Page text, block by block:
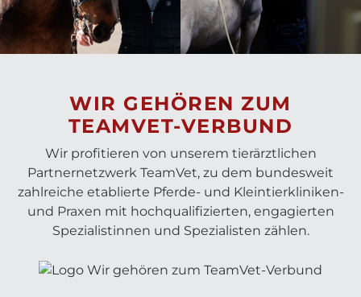
WIR GEHÖREN ZUM
TEAMVET-VERBUND
Wir profitieren von unserem tierärztlichen
Partnernetzwerk TeamVet, zu dem bundesweit
zahlreiche etablierte Pferde- und Kleintierkliniken-
und Praxen mit hochqualifizierten, engagierten
Spezialistinnen und Spezialisten zählen.